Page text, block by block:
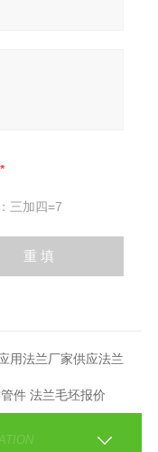
三加四=7
用法兰厂家供应法兰
件 法兰毛坯报价